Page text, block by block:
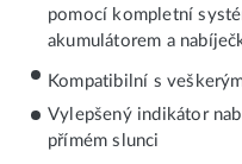
pomocí kompletní
akumulátorem a
Kompatibilní s
Vylepšený indikátor
přímém slunci